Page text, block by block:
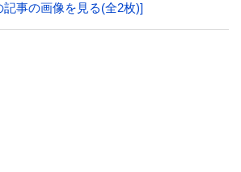
記事の画像を見る(全2枚)]